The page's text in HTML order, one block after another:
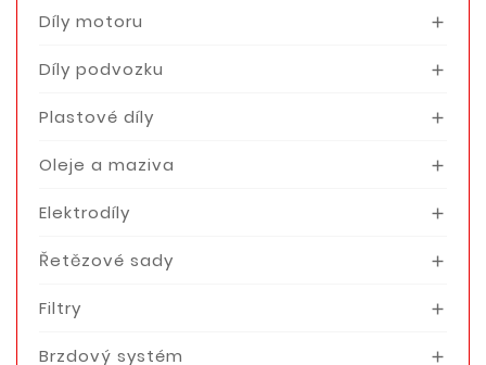
Díly motoru 
Díly podvozku 
Plastové díly 
Oleje a maziva 
Elektrodíly 
Řetězové sady 
Filtry 
Brzdový systém 